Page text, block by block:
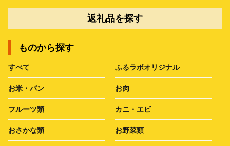
返礼品を探す
ものから探す
すべて ふるラボオリジナル
お米・パン お肉
フルーツ類 カニ・エビ
おさかな類 お野菜類